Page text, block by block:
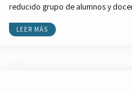
reducido grupo de alumnos y
LEER MÁS